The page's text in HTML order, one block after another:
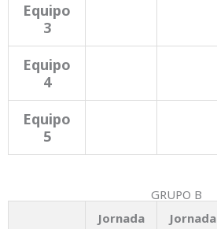
Equipo
3
Equipo
4
Equipo
5
GRUPO B
Jornada
Jornada